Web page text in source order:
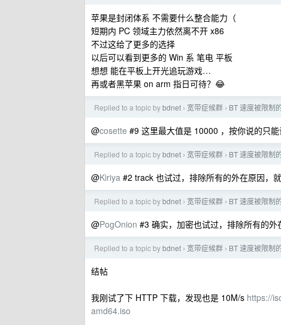
苹果是封闭体系 不需要什么整合能力（
短期内 PC 领域主力依然离不开 x86
不过这给了更多的选择
以后可以看到更多的 Win 系 笔电 平板
想想 能在平板上开光追玩游戏…
再或者黑苹果 on arm 指日可待？😂
Replied to a topic bybdnet › 宽带症候群 › BT 速度被限制
@cosette #9 这里最大值是 10000 ，按你说的
Replied to a topic bybdnet › 宽带症候群 › BT 速度被限制
@Kiriya #2 track 也试过，排除所有的外在原因，
Replied to a topic bybdnet › 宽带症候群 › BT 速度被限制
@PogOnion #3 确实，加密也试过，排除所有的
Replied to a topic bybdnet › 宽带症候群 › BT 速度被限制
结帖
我刚试了下 HTTP 下载，发现也是 10M/s https://
amd64.iso